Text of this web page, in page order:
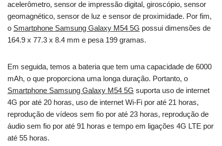
acelerômetro, sensor de impressão digital, giroscópio, sensor
geomagnético, sensor de luz e sensor de proximidade. Por fim,
o Smartphone Samsung Galaxy M54 5G possui dimensões de
164.9 x 77.3 x 8.4 mm e pesa 199 gramas.
Em seguida, temos a bateria que tem uma capacidade de 6000
mAh, o que proporciona uma longa duração. Portanto, o
Smartphone Samsung Galaxy M54 5G suporta uso de internet
4G por até 20 horas, uso de internet Wi-Fi por até 21 horas,
reprodução de vídeos sem fio por até 23 horas, reprodução de
áudio sem fio por até 91 horas e tempo em ligações 4G LTE por
até 55 horas.